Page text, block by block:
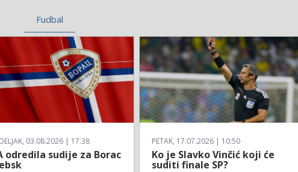
Fudbal
03.08.2026 | 17:38
odredila sudije za Borac
PETAK, 17.07.2026 | 10:50
Ko je Slavko Vinčić koji će
suditi finale SP?